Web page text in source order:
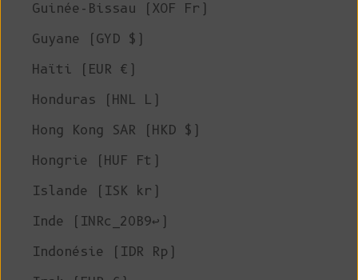
Guinée-Bissau (XOF Fr)
Guyane (GYD $)
Haïti (EUR €)
Honduras (HNL L)
Hong Kong SAR (HKD $)
Hongrie (HUF Ft)
Islande (ISK kr)
Inde (INRc_20B9↩)
Indonésie (IDR Rp)